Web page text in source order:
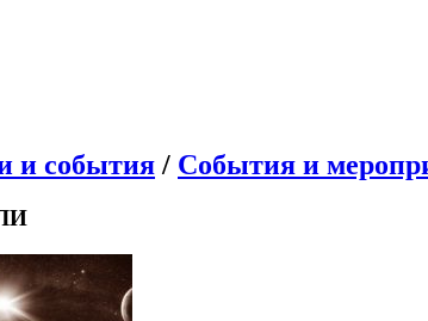
и события / События и